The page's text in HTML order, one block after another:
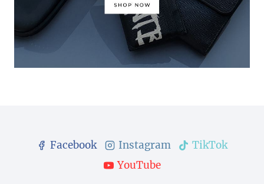
Facebook Instagram
TikTok
YouTube